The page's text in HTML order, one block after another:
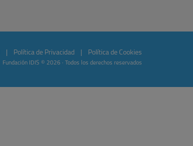
Política de Privacidad Política de Cookies
Fundación IDIS © 2026 · Todos los derechos reservados